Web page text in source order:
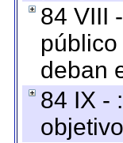
84 VIII
deban
84 IX -